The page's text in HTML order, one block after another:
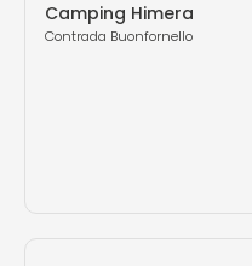
Camping Himera
Contrada Buonfornello